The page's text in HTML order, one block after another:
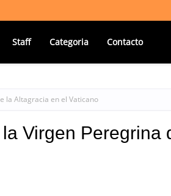
Staff Categoria Contacto
la Altagracia en el Vaticano
Virgen Peregrina